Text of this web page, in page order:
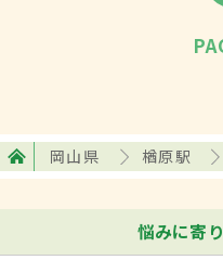
岡山県 楢原駅
悩みに寄